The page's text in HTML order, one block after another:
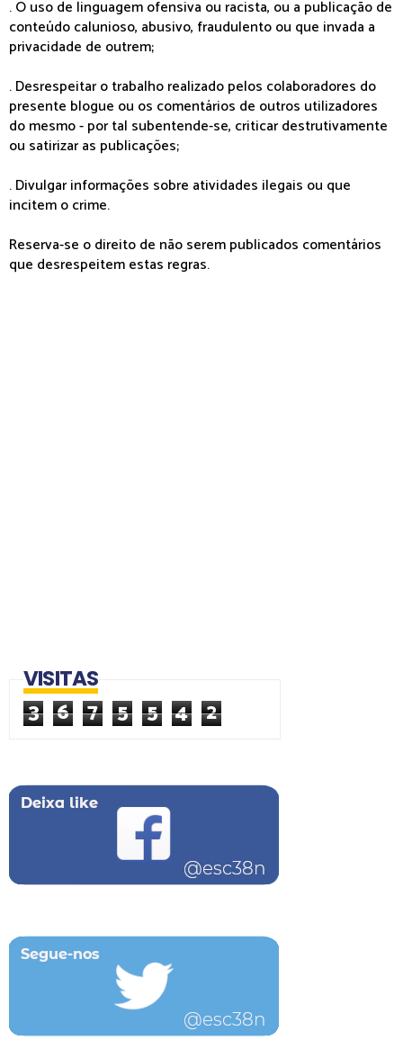
. O uso de linguagem ofensiva ou racista, ou a publicação de
conteúdo calunioso, abusivo, fraudulento ou que invada a
privacidade de outrem;
. Desrespeitar o trabalho realizado pelos colaboradores do
presente blogue ou os comentários de outros utilizadores
do mesmo - por tal subentende-se, criticar destrutivamente
ou satirizar as publicações;
. Divulgar informações sobre atividades ilegais ou que
incitem o crime.
Reserva-se o direito de não serem publicados comentários
que desrespeitem estas regras.
VISITAS
3 6 7 5 5 4 2